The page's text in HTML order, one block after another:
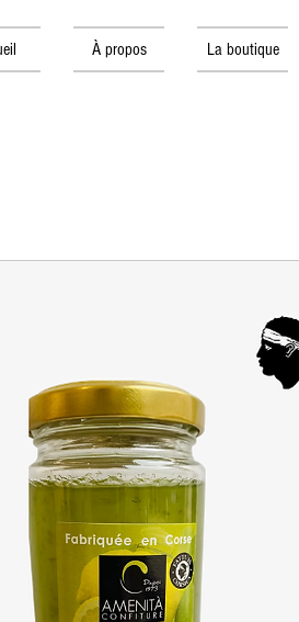
À propos La boutique